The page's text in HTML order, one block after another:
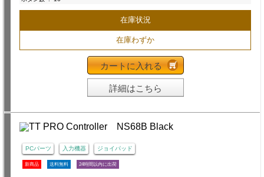
在庫状況
在庫わずか
カートに入れる
詳細はこちら
PCパーツ 入力機器 ジョイパッド
新商品 送料無料 24時間以内に出荷